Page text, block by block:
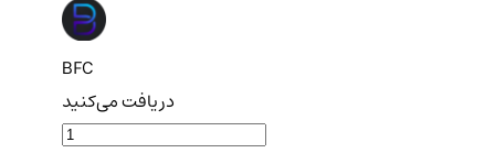
BFC
دریافت می‌کنید